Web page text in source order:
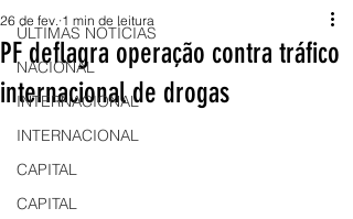
ÚLTIMAS NOTÍCIAS
NACIONAL
INTERNACIONAL
INTERNACIONAL
CAPITAL
CAPITAL
PF deflagra operação contra tráfico
internacional de drogas
26 de fev. 1 min de leitura